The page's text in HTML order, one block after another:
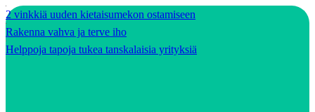
2 vinkkiä uuden kietaisumekon ostamiseen
Rakenna vahva ja terve iho
Helppoja tapoja tukea tanskalaisia yrityksiä